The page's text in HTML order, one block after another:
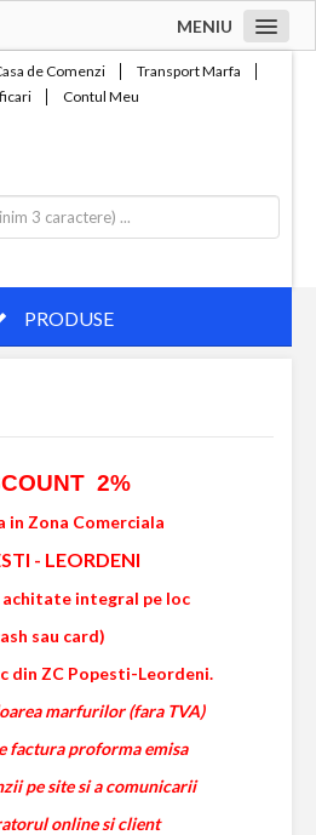
MENIU
de Comenzi
Transport Marfa
Contul Meu
PRODUSE
2%
in Zona Comerciala
- LEORDENI
achitate integral pe loc
sau card)
din ZC Popesti-Leordeni.
marfurilor (fara TVA)
factura proforma emisa
pe site si a comunicarii
online si client